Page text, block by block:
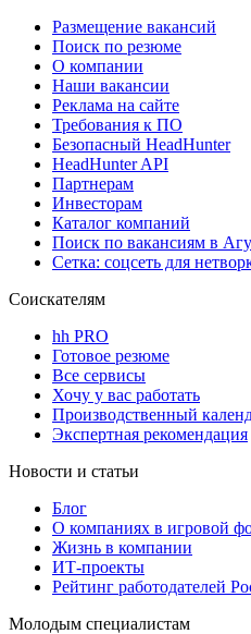
Размещение вакансий
Поиск по резюме
О компании
Наши вакансии
Реклама на сайте
Требования к ПО
Безопасный HeadHunter
HeadHunter API
Партнерам
Инвесторам
Каталог компаний
Поиск по вакансиям в
Сетка: соцсеть для
Соискателям
hh PRO
Готовое резюме
Все сервисы
Хочу у вас работать
Производственный
Экспертная рекомендация
Новости и статьи
Блог
О компаниях в игровой
Жизнь в компании
ИТ-проекты
Рейтинг работодателей
Молодым специалистам